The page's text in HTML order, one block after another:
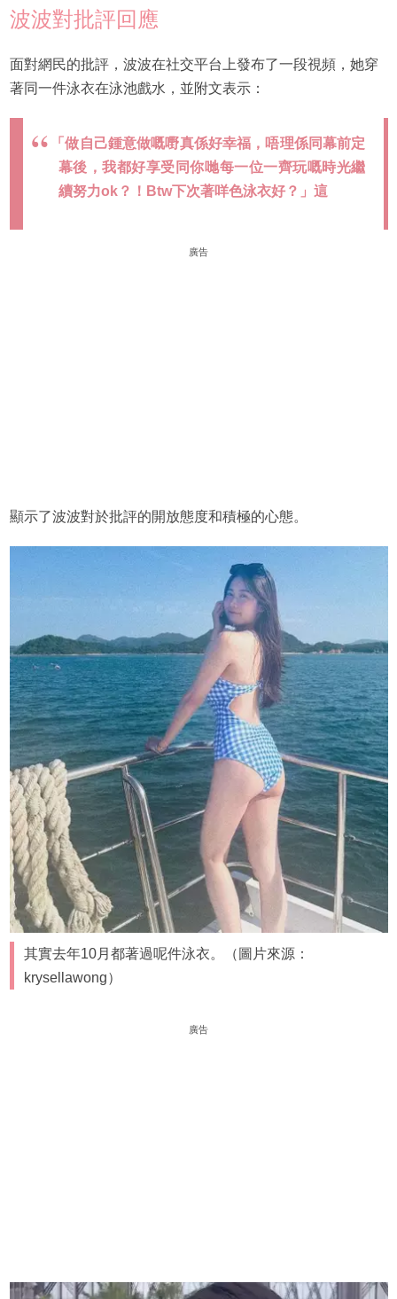
波波對批評回應
面對網民的批評，波波在社交平台上發布了一段視頻，她穿
著同一件泳衣在泳池戲水，並附文表示：
「做自己鍾意做嘅嘢真係好幸福，唔理係同幕前定
幕後，我都好享受同你哋每一位一齊玩嘅時光繼
續努力ok？！Btw下次著咩色泳衣好？」這
廣告
顯示了波波對於批評的開放態度和積極的心態。
其實去年10月都著過呢件泳衣。（圖片來源：
krysellawong）
廣告